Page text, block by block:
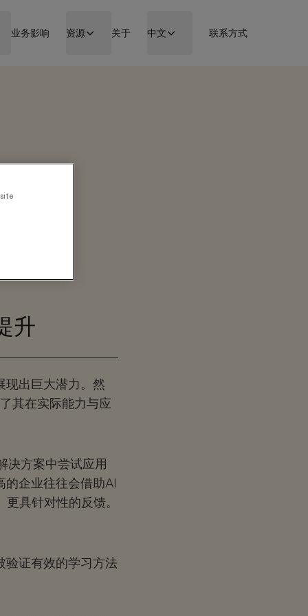
业务影响 资源 关于 中文 联系方式
升
现出巨大潜力。然
其在实际能力与应
决方案中尝试应用
企业往往会借助AI
具针对性的反馈。
验证有效的学习方法